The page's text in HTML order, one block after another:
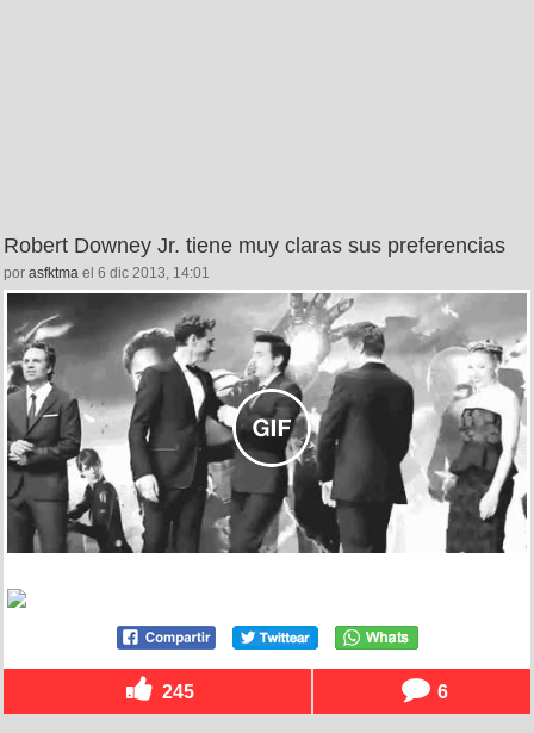
Robert Downey Jr. tiene muy claras sus preferencias
por asfktma el 6 dic 2013, 14:01
245 6